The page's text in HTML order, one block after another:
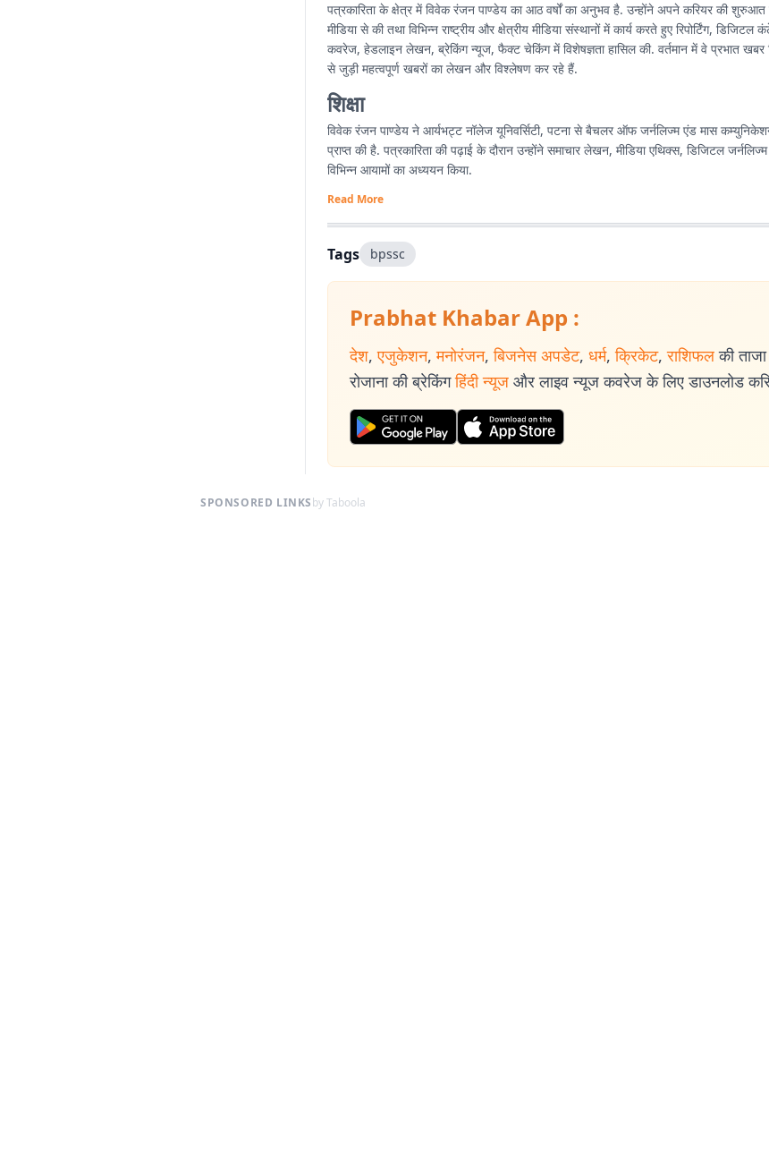
पत्रकारिता के क्षेत्र में विवेक रंजन पाण्डेय का आठ वर्षों का अनुभव है. उन्होंने अपने करियर की शुरुआत
मीडिया से की तथा विभिन्न राष्ट्रीय और क्षेत्रीय मीडिया संस्थानों में कार्य करते हुए रिपोर्टिंग,
कवरेज, हेडलाइन लेखन, ब्रेकिंग न्यूज, फैक्ट चेकिंग में विशेषज्ञता हासिल की. वर्तमान में वे प्रभात खबर
से जुड़ी महत्वपूर्ण खबरों का लेखन और विश्लेषण कर रहे हैं.
शिक्षा
विवेक रंजन पाण्डेय ने आर्यभट्ट नॉलेज यूनिवर्सिटी, पटना से बैचलर ऑफ जर्नलिज्म एंड मास
प्राप्त की है. पत्रकारिता की पढ़ाई के दौरान उन्होंने समाचार लेखन, मीडिया एथिक्स, डिजिटल
विभिन्न आयामों का अध्ययन किया.
Read More
Tags bpssc
Prabhat Khabar App :
देश, एजुकेशन, मनोरंजन, बिजनेस अपडेट, धर्म, क्रिकेट, राशिफल की
रोजाना की ब्रेकिंग हिंदी न्यूज और लाइव न्यूज कवरेज के लिए डाउनलोड
SPONSORED LINKSby Taboola